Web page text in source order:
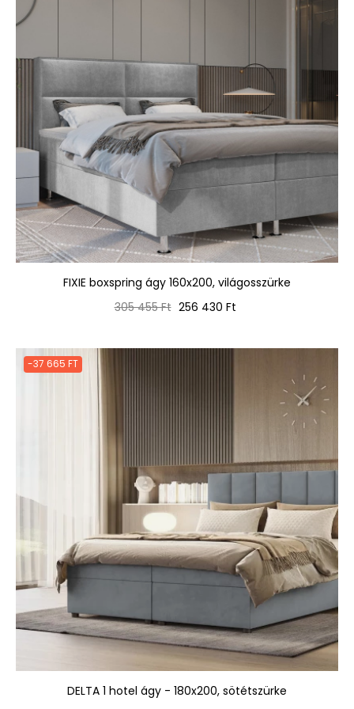
FIXIE boxspring ágy 160x200, világosszürke
Normál
305 455 Ft Ár
256 430 Ft
-37 665 FT
DELTA 1 hotel ágy - 180x200, sötétszürke